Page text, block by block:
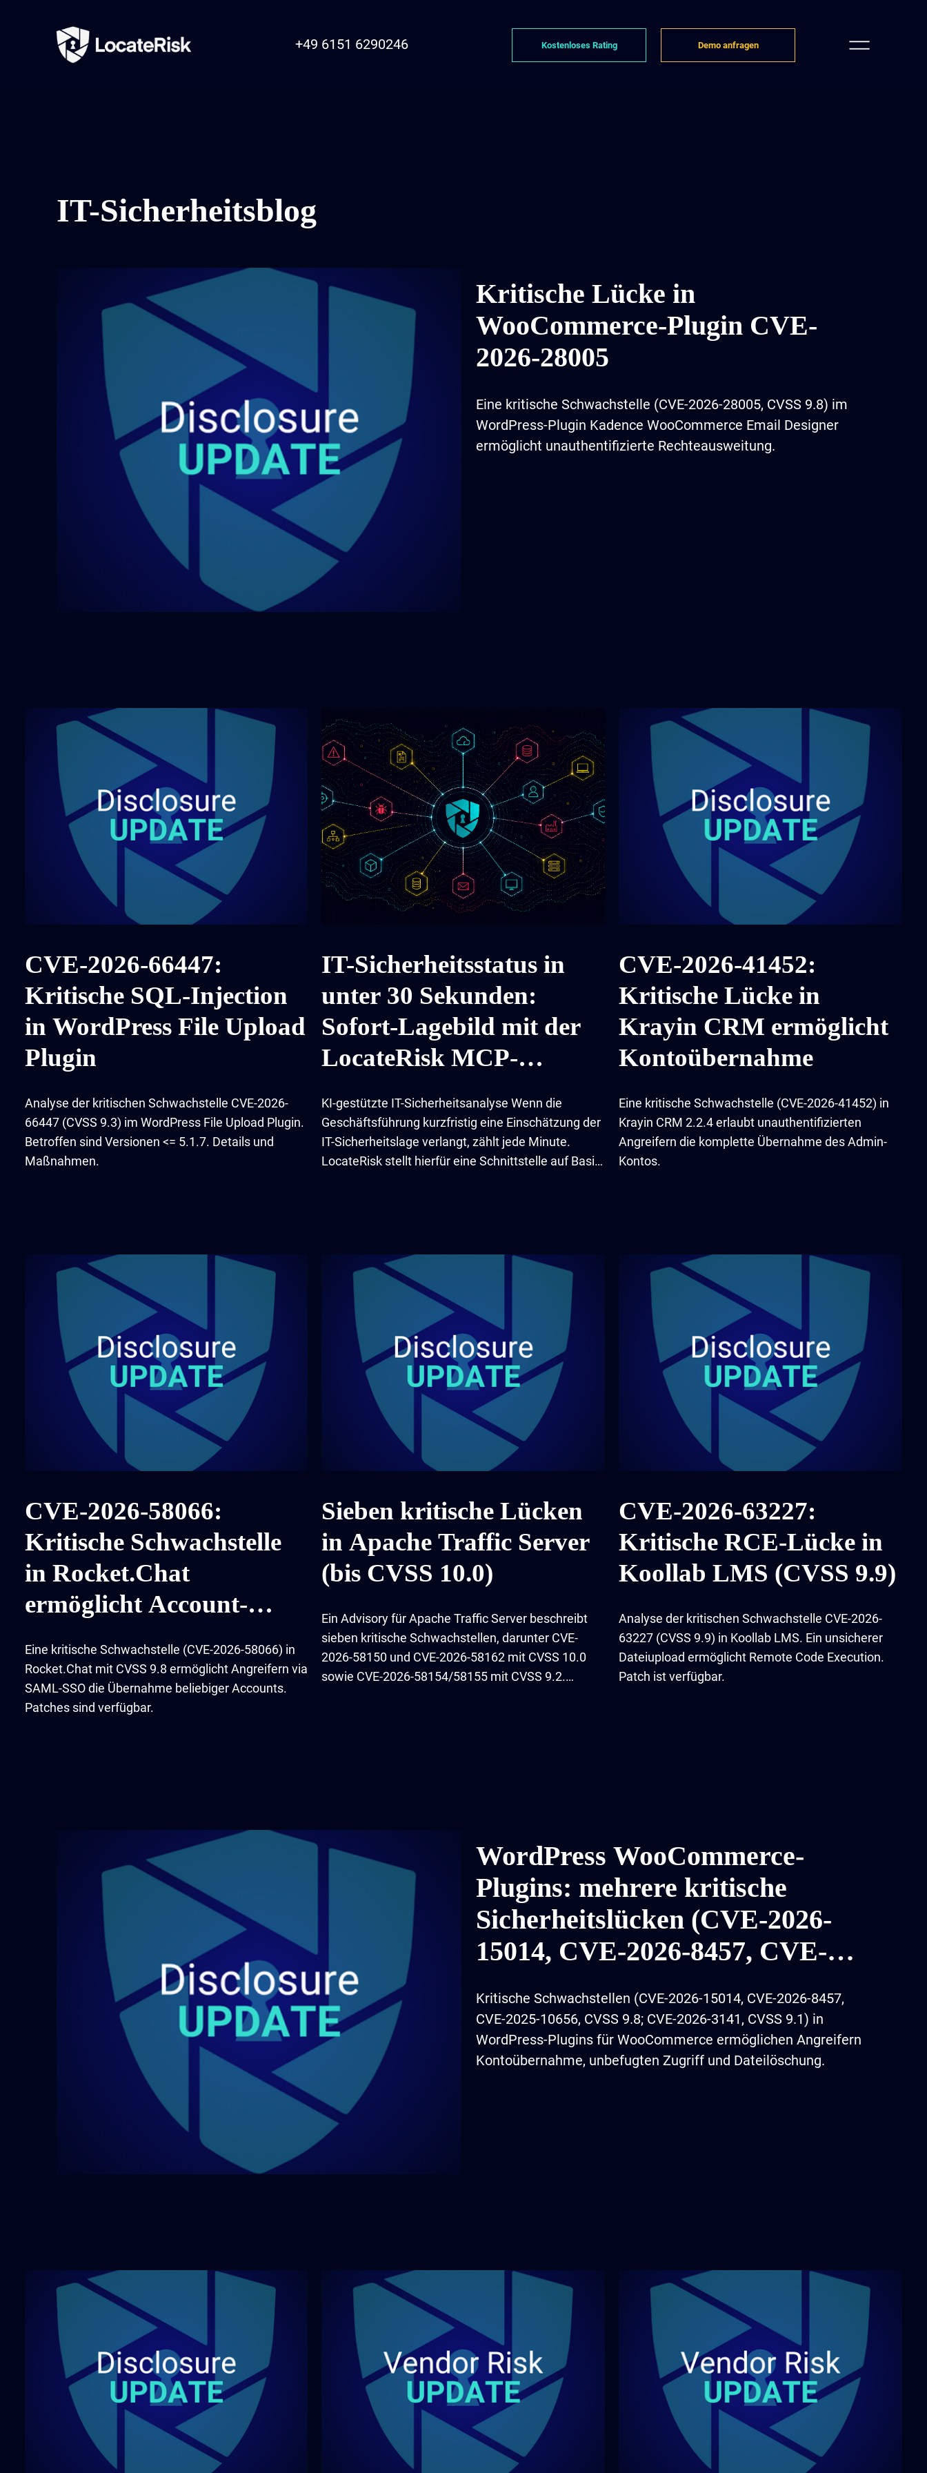
+49 6151 6290246 Kostenloses Rating Demo anfragen
IT-Sicherheitsblog
Kritische Lücke in
WooCommerce-Plugin CVE-
2026-28005
Eine kritische Schwachstelle (CVE-2026-28005, CVSS 9.8) im
WordPress-Plugin Kadence WooCommerce Email Designer
ermöglicht unauthentifizierte Rechteausweitung.
CVE-2026-66447:
Kritische SQL-Injection
in WordPress File Upload
Plugin
Analyse der kritischen Schwachstelle CVE-2026-
66447 (CVSS 9.3) im WordPress File Upload Plugin.
Betroffen sind Versionen <= 5.1.7. Details und
Maßnahmen.
IT-Sicherheitsstatus in
unter 30 Sekunden:
Sofort-Lagebild mit der
LocateRisk MCP-
KI-gestützte IT-Sicherheitsanalyse Wenn die
Geschäftsführung kurzfristig eine Einschätzung der
IT-Sicherheitslage verlangt, zählt jede Minute.
LocateRisk stellt hierfür eine Schnittstelle auf Basis
Kommunikation zwischen Sicherheitsplattform und
künstlicher Intelligenz. Das Ergebnis: ein
vollständiges, präsentationsfertiges Lagebild der
externen Angriffsfläche in unter 30 Sekunden.
CVE-2026-41452:
Kritische Lücke in
Krayin CRM ermöglicht
Kontoübernahme
Eine kritische Schwachstelle (CVE-2026-41452) in
Krayin CRM 2.2.4 erlaubt unauthentifizierten
Angreifern die komplette Übernahme des Admin-
Kontos.
CVE-2026-58066:
Kritische Schwachstelle
in Rocket.Chat
ermöglicht Account-
Eine kritische Schwachstelle (CVE-2026-58066) in
Rocket.Chat mit CVSS 9.8 ermöglicht Angreifern via
SAML-SSO die Übernahme beliebiger Accounts.
Patches sind verfügbar.
Sieben kritische Lücken
in Apache Traffic Server
(bis CVSS 10.0)
Ein Advisory für Apache Traffic Server beschreibt
sieben kritische Schwachstellen, darunter CVE-
2026-58150 und CVE-2026-58162 mit CVSS 10.0
sowie CVE-2026-58154/58155 mit CVSS 9.2.
CVE-2026-63227:
Kritische RCE-Lücke in
Koollab LMS (CVSS 9.9)
Analyse der kritischen Schwachstelle CVE-2026-
63227 (CVSS 9.9) in Koollab LMS. Ein unsicherer
Dateiupload ermöglicht Remote Code Execution.
Patch ist verfügbar.
WordPress WooCommerce-
Plugins: mehrere kritische
Sicherheitslücken (CVE-2026-
15014, CVE-2026-8457, CVE-
Kritische Schwachstellen (CVE-2026-15014, CVE-2026-8457,
CVE-2025-10656, CVSS 9.8; CVE-2026-3141, CVSS 9.1) in
WordPress-Plugins für WooCommerce ermöglichen Angreifern
Kontoübernahme, unbefugten Zugriff und Dateilöschung.